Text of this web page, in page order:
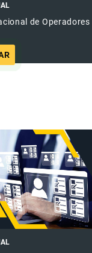
de Operadores